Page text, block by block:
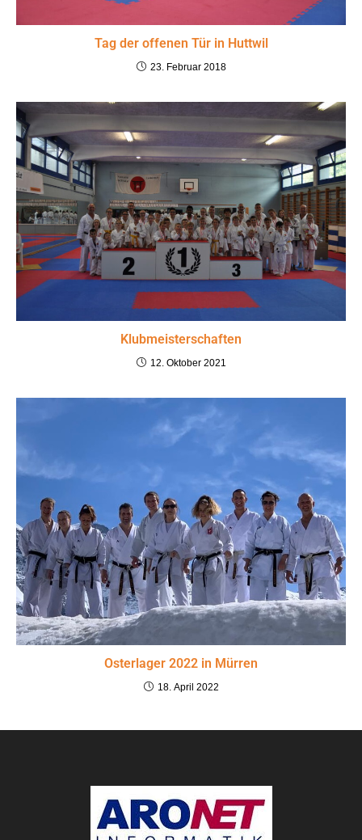
Tag der offenen Tür in Huttwil
23. Februar 2018
Klubmeisterschaften
12. Oktober 2021
Osterlager 2022 in Mürren
18. April 2022